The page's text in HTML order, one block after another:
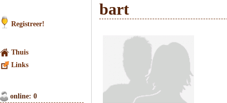
Registreer!
Thuis
Links
online: 0
bart